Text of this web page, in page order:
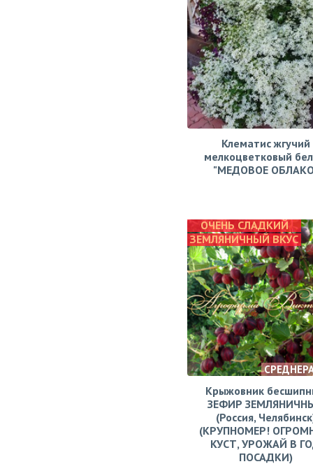
Клематис жгучий
мелкоцветковый
"МЕДОВОЕ
ОЧЕНЬ СЛАДКИЙ
ЗЕМЛЯНИЧНЫЙ ВКУС
Крыжовник
ЗЕФИР
(Россия,
(КРУПНОМЕР!
КУСТ, УРОЖАЙ В
ПОСАДКИ)